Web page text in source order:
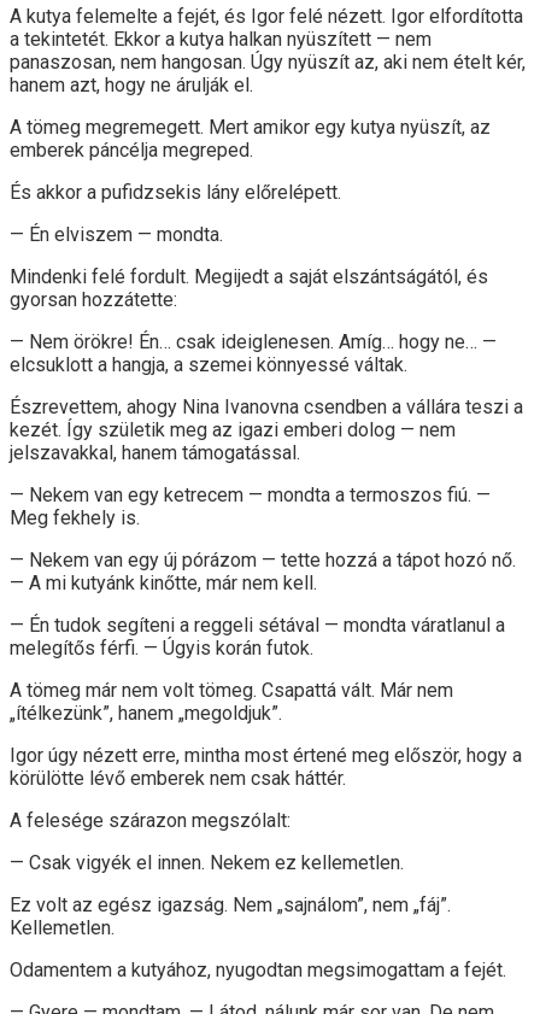
A kutya felemelte a fejét, és Igor felé nézett. Igor elfordította
a tekintetét. Ekkor a kutya halkan nyüszített — nem
panaszosan, nem hangosan. Úgy nyüszít az, aki nem ételt kér,
hanem azt, hogy ne árulják el.
A tömeg megremegett. Mert amikor egy kutya nyüszít, az
emberek páncélja megreped.
És akkor a pufidzsekis lány előrelépett.
— Én elviszem — mondta.
Mindenki felé fordult. Megijedt a saját elszántságától, és
gyorsan hozzátette:
— Nem örökre! Én… csak ideiglenesen. Amíg… hogy ne… —
elcsuklott a hangja, a szemei könnyessé váltak.
Észrevettem, ahogy Nina Ivanovna csendben a vállára teszi a
kezét. Így születik meg az igazi emberi dolog — nem
jelszavakkal, hanem támogatással.
— Nekem van egy ketrecem — mondta a termoszos fiú. —
Meg fekhely is.
— Nekem van egy új pórázom — tette hozzá a tápot hozó nő.
— A mi kutyánk kinőtte, már nem kell.
— Én tudok segíteni a reggeli sétával — mondta váratlanul a
melegítős férfi. — Úgyis korán futok.
A tömeg már nem volt tömeg. Csapattá vált. Már nem
„ítélkezünk”, hanem „megoldjuk”.
Igor úgy nézett erre, mintha most értené meg először, hogy a
körülötte lévő emberek nem csak háttér.
A felesége szárazon megszólalt:
— Csak vigyék el innen. Nekem ez kellemetlen.
Ez volt az egész igazság. Nem „sajnálom”, nem „fáj”.
Kellemetlen.
Odamentem a kutyához, nyugodtan megsimogattam a fejét.